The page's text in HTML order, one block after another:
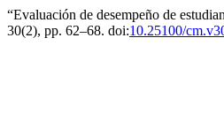
“Evaluación de desempeño de
30(2), pp. 62–68. doi:10.25100/